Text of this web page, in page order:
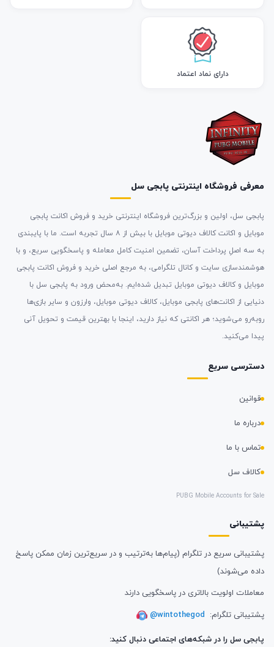
دارای نماد اعتماد
معرفی فروشگاه اینترنتی پابجی سل
پابجی سل، اولین و بزرگ‌ترین فروشگاه اینترنتی خرید و فروش اکانت پابجی
موبایل و اکانت کالاف دیوتی موبایل با بیش از ۸ سال تجربه است. ما با پایبندی
به سه اصلِ پرداخت آسان، تضمین امنیت کامل معامله و پاسخگویی سریع، و با
هوشمندسازی سایت و کانال تلگرامی، به مرجع اصلی خرید و فروش اکانت پابجی
موبایل و کالاف دیوتی موبایل تبدیل شده‌ایم. به‌محض ورود به پابجی سل با
دنیایی از اکانت‌های پابجی موبایل، کالاف دیوتی موبایل، وارزون و سایر بازی‌ها
روبه‌رو می‌شوید؛ هر اکانتی که نیاز دارید، اینجا با بهترین قیمت و تحویل آنی
پیدا می‌کنید.
دسترسی سریع
قوانین
درباره ما
تماس با ما
کالاف سل
PUBG Mobile Accounts for Sale
پشتیبانی
پشتیبانی سریع در تلگرام (پیام‌ها به‌ترتیب و در سریع‌ترین زمان ممکن پاسخ
داده می‌شوند)
معاملات اولویت بالاتری در پاسخگویی دارند
پشتیبانی تلگرام: @wintothegod
پابجی سل را در شبکه‌های اجتماعی دنبال کنید: